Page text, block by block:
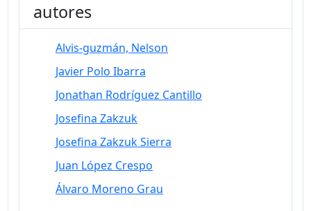
autores
Alvis-guzmán, Nelson
Javier Polo Ibarra
Jonathan Rodríguez Cantillo
Josefina Zakzuk
Josefina Zakzuk Sierra
Juan López Crespo
Álvaro Moreno Grau